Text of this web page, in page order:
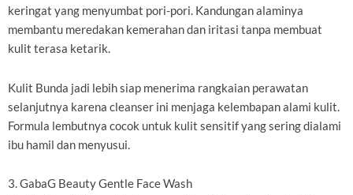
keringat yang menyumbat pori-pori. Kandungan alaminya
membantu meredakan kemerahan dan iritasi tanpa membuat
kulit terasa ketarik.
Kulit Bunda jadi lebih siap menerima rangkaian perawatan
selanjutnya karena cleanser ini menjaga kelembapan alami kulit.
Formula lembutnya cocok untuk kulit sensitif yang sering dialami
ibu hamil dan menyusui.
3. GabaG Beauty Gentle Face Wash